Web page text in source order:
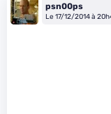
psn00ps
Le 17/12/2014 à